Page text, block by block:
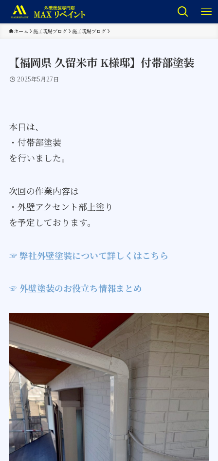
ホーム 施工現場ブログ 施工現場ブログ
【福岡県 久留米市 K様邸】付帯部塗装
2025年5月27日
本日は、
・付帯部塗装
を行いました。
次回の作業内容は
・外壁アクセント部上塗り
を予定しております。
☞ 弊社外壁塗装について詳しくはこちら
☞ 外壁塗装のお役立ち情報まとめ